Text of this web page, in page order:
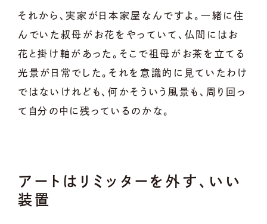
それから、実家が日本家屋なんですよ。一緒に住
んでいた叔母がお花をやっていて、仏間にはお
花と掛け軸があった。そこで祖母がお茶を立てる
光景が日常でした。それを意識的に見ていたわけ
ではないけれども、何かそういう風景も、周り回っ
て自分の中に残っているのかな。
アートはリミッターを外す、いい
装置